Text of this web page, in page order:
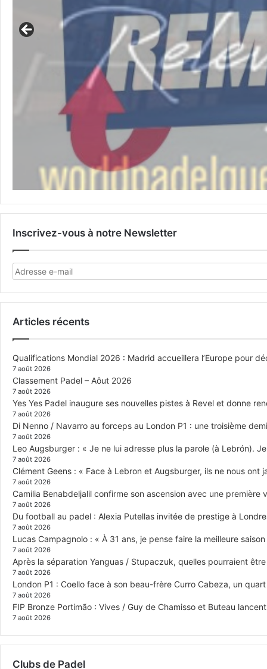
Inscrivez-vous à notre Newsletter
Articles récents
Qualifications Mondial 2026 : Madrid accueillera l’Europe pour
7 août 2026
Classement Padel – Aôut 2026
7 août 2026
Yes Yes Padel inaugure ses nouvelles pistes à Revel et donne
7 août 2026
Di Nenno / Navarro au forceps au London P1 : une troisième
7 août 2026
Leo Augsburger : « Je ne lui adresse plus la parole (à Lebrón).
7 août 2026
Clément Geens : « Face à Lebron et Augsburger, ils ne nous ont
7 août 2026
Camilia Benabdeljalil confirme son ascension avec une première
7 août 2026
Du football au padel : Alexia Putellas invitée de prestige à
7 août 2026
Lucas Campagnolo : « À 31 ans, je pense faire la meilleure
7 août 2026
Après la séparation Yanguas / Stupaczuk, quelles pourraient
7 août 2026
London P1 : Coello face à son beau-frère Curro Cabeza, un
7 août 2026
FIP Bronze Portimão : Vives / Guy de Chamisso et Buteau
7 août 2026
Clubs de Padel